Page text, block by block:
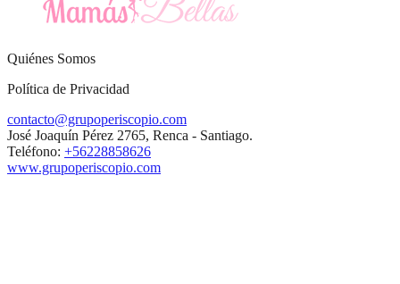
Quiénes Somos
Política de Privacidad
contacto@grupoperiscopio.com
José Joaquín Pérez 2765, Renca - Santiago.
Teléfono: +56228858626
www.grupoperiscopio.com